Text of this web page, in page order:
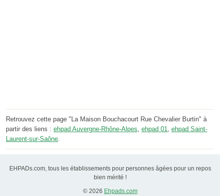
Retrouvez cette page "La Maison Bouchacourt Rue Chevalier Burtin" à
partir des liens : ehpad Auvergne-Rhône-Alpes, ehpad 01, ehpad Saint-
Laurent-sur-Saône.
EHPADs.com, tous les établissements pour personnes âgées pour un repos
bien mérité !
© 2026 Ehpads.com